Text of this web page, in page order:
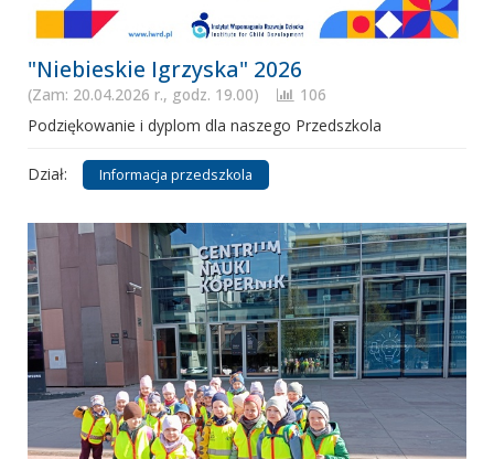
"Niebieskie Igrzyska" 2026
(Zam: 20.04.2026 r., godz. 19.00)
106
Podziękowanie i dyplom dla naszego Przedszkola
Dział: Informacja przedszkola